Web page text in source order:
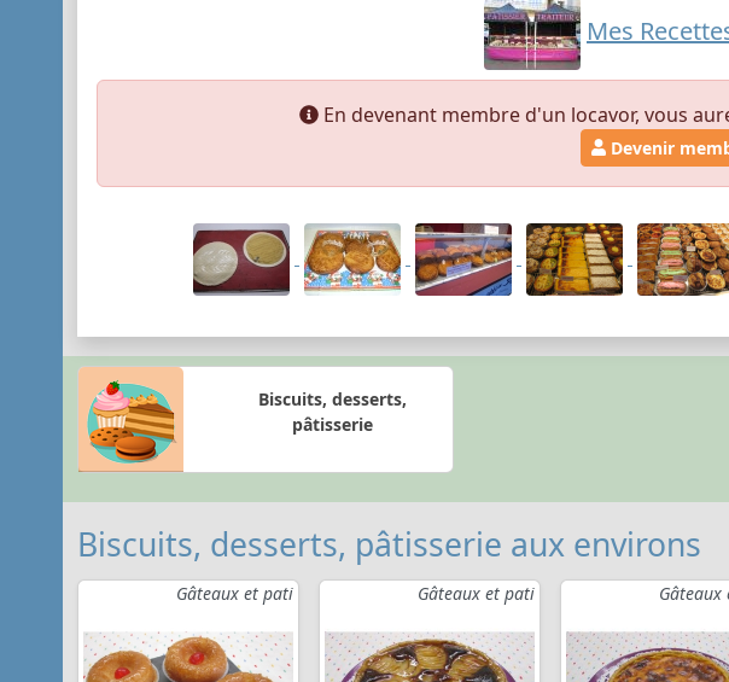
Mes
En devenant membre d'un locavor, vous
Devenir
Biscuits, desserts,
pâtisserie
Biscuits, desserts, pâtisserie aux environs
Gâteaux et pati Gâteaux et pati